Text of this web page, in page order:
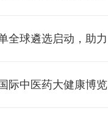
启动，助力打造50个亿元级“人货场”
大健康博览会公众评选活动报名开启